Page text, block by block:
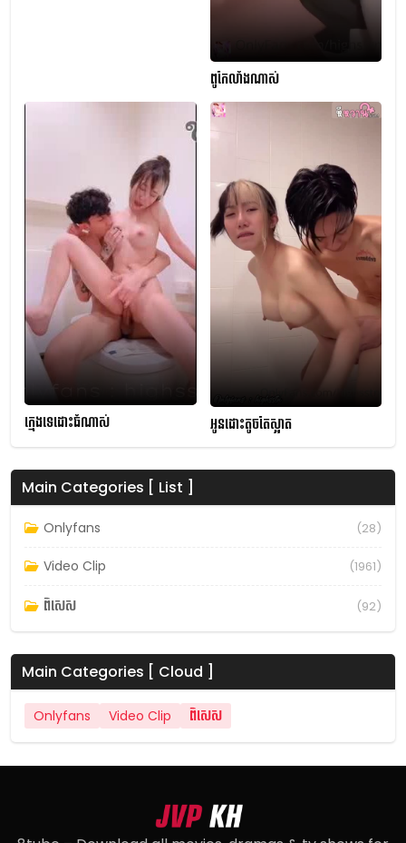
ពូកែលាំងណាស់
ក្មេងទេដោះធំណាស់ អូនដោះតូចតែស្អាត
Main Categories [ List ]
Onlyfans (28)
Video Clip (1961)
ពិសេស (92)
Main Categories [ Cloud ]
Onlyfans Video Clip ពិសេស